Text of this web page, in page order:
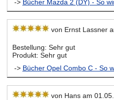
-> Bücher Mazda 2 (DY) - So
von Ernst Lassner
Bestellung: Sehr gut
Produkt: Sehr gut
-> Bücher Opel Combo C - So
von Hans am